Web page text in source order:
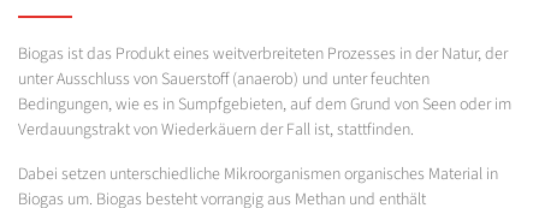
Biogas ist das Produkt eines weitverbreiteten Prozesses in der Natur, der
unter Ausschluss von Sauerstoff (anaerob) und unter feuchten
Bedingungen, wie es in Sumpfgebieten, auf dem Grund von Seen oder im
Verdauungstrakt von Wiederkäuern der Fall ist, stattfinden.
Dabei setzen unterschiedliche Mikroorganismen organisches Material in
Biogas um. Biogas besteht vorrangig aus Methan und enthält